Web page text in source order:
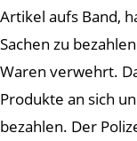
Artikel aufs Band,
Sachen zu
Waren verwehrt.
Produkte an sich
bezahlen. Der